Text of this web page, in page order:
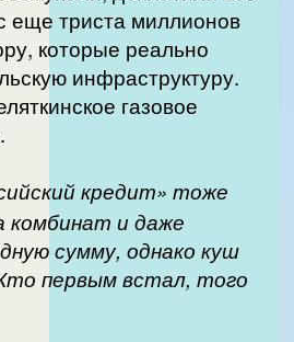
еще триста миллионов
которые реально
инфраструктуру.
газовое
кредит» тоже
комбинат и даже
сумму, однако куш
первым встал, того